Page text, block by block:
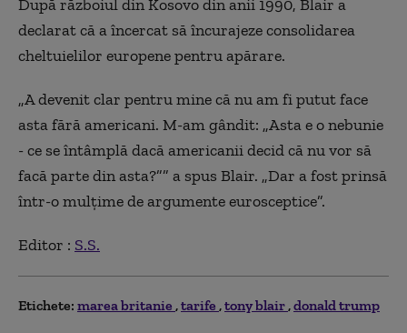
După războiul din Kosovo din anii 1990, Blair a
declarat că a încercat să încurajeze consolidarea
cheltuielilor europene pentru apărare.
„A devenit clar pentru mine că nu am fi putut face
asta fără americani. M-am gândit: „Asta e o nebunie
- ce se întâmplă dacă americanii decid că nu vor să
facă parte din asta?”” a spus Blair. „Dar a fost prinsă
într-o mulțime de argumente eurosceptice”.
Editor : S.S.
Etichete: marea britanie tarife tony blair donald trump